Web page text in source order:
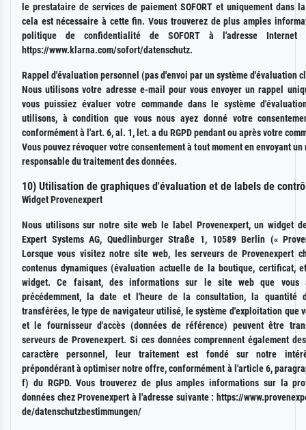
le prestataire de services de paiement SOFORT et uniquement dans
cela est nécessaire à cette fin. Vous trouverez de plus amples
politique de confidentialité de SOFORT à l'adresse Internet
https://www.klarna.com/sofort/datenschutz.
Rappel d'évaluation personnel (pas d'envoi par un système d'évaluation
Nous utilisons votre adresse e-mail pour vous envoyer un rappel
vous puissiez évaluer votre commande dans le système
utilisons, à condition que vous nous ayez donné votre
conformément à l'art. 6, al. 1, let. a du RGPD pendant ou après votre
Vous pouvez révoquer votre consentement à tout moment en envoyant un
responsable du traitement des données.
10) Utilisation de graphiques d'évaluation et de labels de
Widget Provenexpert
Nous utilisons sur notre site web le label Provenexpert, un widget
Expert Systems AG, Quedlinburger Straße 1, 10589 Berlin («
Lorsque vous visitez notre site web, les serveurs de Provenexpert
contenus dynamiques (évaluation actuelle de la boutique, certificat,
widget. Ce faisant, des informations sur le site web que vous
précédemment, la date et l'heure de la consultation, la quantité
transférées, le type de navigateur utilisé, le système d'exploitation que
et le fournisseur d'accès (données de référence) peuvent être
serveurs de Provenexpert. Si ces données comprennent également
caractère personnel, leur traitement est fondé sur notre
prépondérant à optimiser notre offre, conformément à l'article 6,
f) du RGPD. Vous trouverez de plus amples informations sur la
données chez Provenexpert à l'adresse suivante : https://
de/datenschutzbestimmungen/